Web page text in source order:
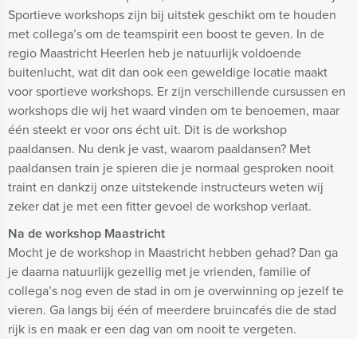
Sportieve workshops zijn bij uitstek geschikt om te houden
met collega’s om de teamspirit een boost te geven. In de
regio Maastricht Heerlen heb je natuurlijk voldoende
buitenlucht, wat dit dan ook een geweldige locatie maakt
voor sportieve workshops. Er zijn verschillende cursussen en
workshops die wij het waard vinden om te benoemen, maar
één steekt er voor ons écht uit. Dit is de workshop
paaldansen. Nu denk je vast, waarom paaldansen? Met
paaldansen train je spieren die je normaal gesproken nooit
traint en dankzij onze uitstekende instructeurs weten wij
zeker dat je met een fitter gevoel de workshop verlaat.
Na de workshop Maastricht
Mocht je de workshop in Maastricht hebben gehad? Dan ga
je daarna natuurlijk gezellig met je vrienden, familie of
collega’s nog even de stad in om je overwinning op jezelf te
vieren. Ga langs bij één of meerdere bruincafés die de stad
rijk is en maak er een dag van om nooit te vergeten.